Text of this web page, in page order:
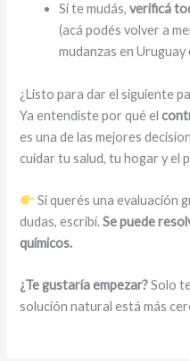
Si te mudás,verificá
(acá podés volver a
mudanzas en
¿Listo para dar el siguiente
Ya entendiste por qué el
es una de las mejores
cuidar tu salud, tu hogar y el
Si querés una evaluación
dudas, escribí.Se puede
químicos.
¿Te gustaría empezar?Solo
solución natural está más